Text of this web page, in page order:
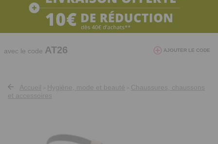
10€ de réduction dès 40€ d'achat. Offre
valable du 03/08/2026 au 12/08/2026.
avec le code AT26 AJOUTER LE CODE
Accueil Hygiène, mode et beauté
Chaussures, chaussons
et accessoires